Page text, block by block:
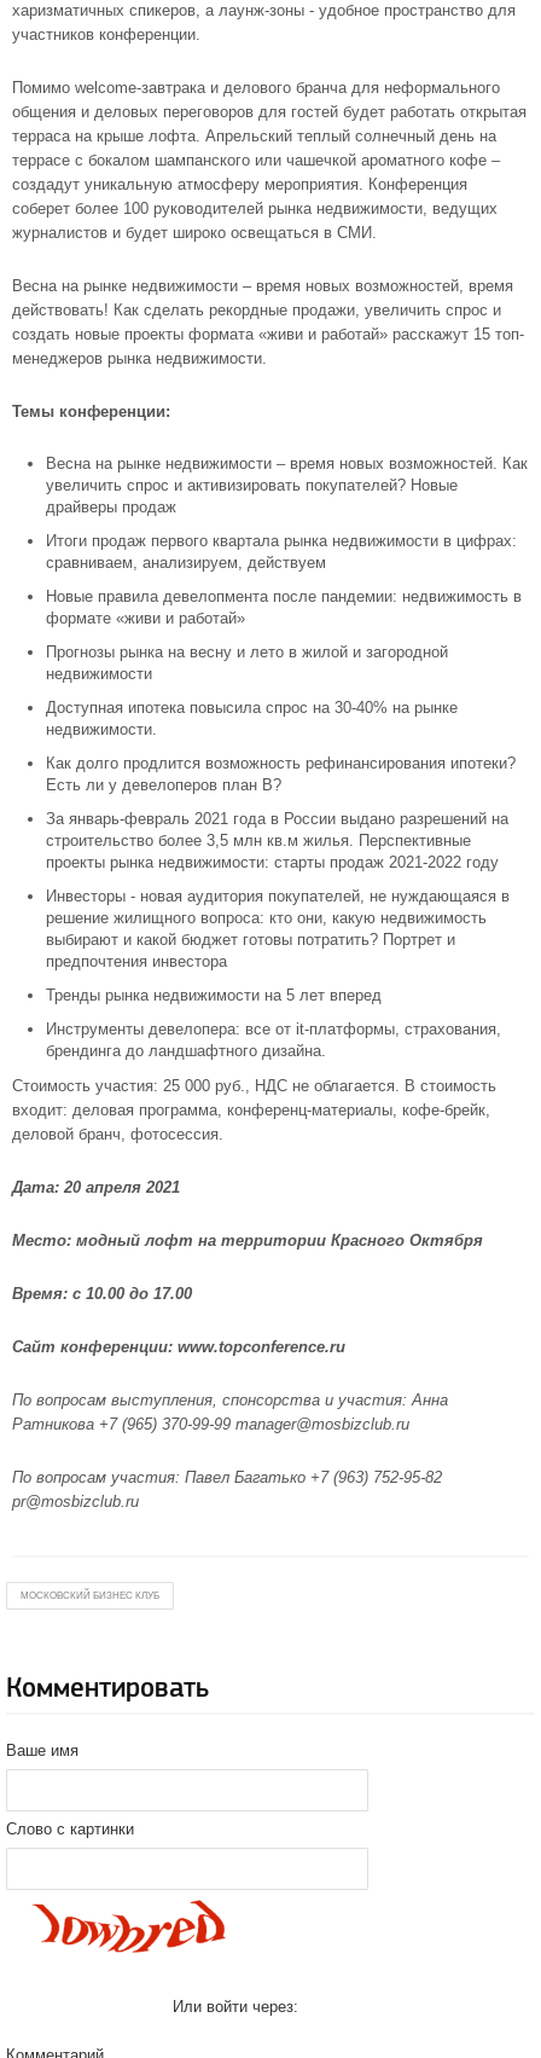
харизматичных спикеров, а лаунж-зоны - удобное пространство для
участников конференции.
Помимо welcome-завтрака и делового бранча для неформального
общения и деловых переговоров для гостей будет работать открытая
терраса на крыше лофта. Апрельский теплый солнечный день на
террасе с бокалом шампанского или чашечкой ароматного кофе –
создадут уникальную атмосферу мероприятия. Конференция
соберет более 100 руководителей рынка недвижимости, ведущих
журналистов и будет широко освещаться в СМИ.
Весна на рынке недвижимости – время новых возможностей, время
действовать! Как сделать рекордные продажи, увеличить спрос и
создать новые проекты формата «живи и работай» расскажут 15 топ-
менеджеров рынка недвижимости.
Темы конференции:
Весна на рынке недвижимости – время новых возможностей. Как
увеличить спрос и активизировать покупателей? Новые
драйверы продаж
Итоги продаж первого квартала рынка недвижимости в цифрах:
сравниваем, анализируем, действуем
Новые правила девелопмента после пандемии: недвижимость в
формате «живи и работай»
Прогнозы рынка на весну и лето в жилой и загородной
недвижимости
Доступная ипотека повысила спрос на 30-40% на рынке
недвижимости.
Как долго продлится возможность рефинансирования ипотеки?
Есть ли у девелоперов план B?
За январь-февраль 2021 года в России выдано разрешений на
строительство более 3,5 млн кв.м жилья. Перспективные
проекты рынка недвижимости: старты продаж 2021-2022 году
Инвесторы - новая аудитория покупателей, не нуждающаяся в
решение жилищного вопроса: кто они, какую недвижимость
выбирают и какой бюджет готовы потратить? Портрет и
предпочтения инвестора
Тренды рынка недвижимости на 5 лет вперед
Инструменты девелопера: все от it-платформы, страхования,
брендинга до ландшафтного дизайна.
Стоимость участия: 25 000 руб., НДС не облагается. В стоимость
входит: деловая программа, конференц-материалы, кофе-брейк,
деловой бранч, фотосессия.
Дата: 20 апреля 2021
Место: модный лофт на территории Красного Октября
Время: с 10.00 до 17.00
Сайт конференции: www.topconference.ru
По вопросам выступления, спонсорства и участия: Анна
Ратникова +7 (965) 370-99-99 manager@mosbizclub.ru
По вопросам участия: Павел Багатько +7 (963) 752-95-82
pr@mosbizclub.ru
МОСКОВСКИЙ БИЗНЕС КЛУБ
Комментировать
Ваше имя
Слово с картинки
Или войти через: